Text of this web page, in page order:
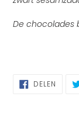
De chocolades
DELEN DELEN